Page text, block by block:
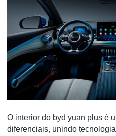
O interior do byd yuan plus é
diferenciais, unindo